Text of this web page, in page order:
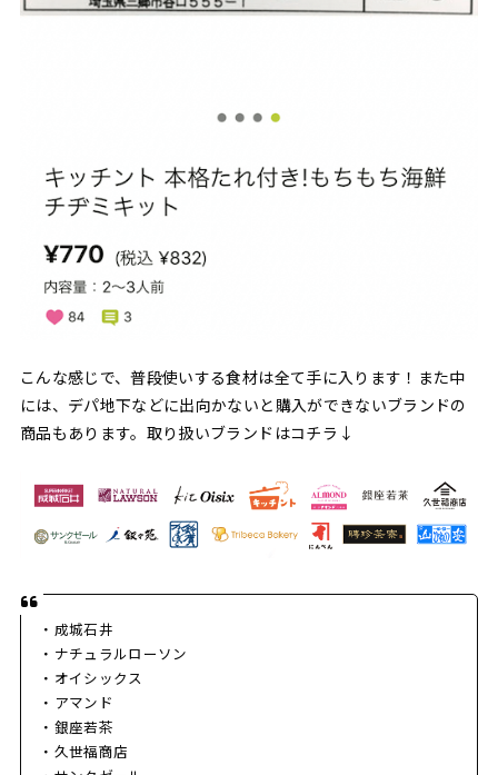
こんな感じで、普段使いする食材は全て手に入ります！また中
には、デパ地下などに出向かないと購入ができないブランドの
商品もあります。取り扱いブランドはコチラ↓
・成城石井
・ナチュラルローソン
・オイシックス
・アマンド
・銀座若茶
・久世福商店